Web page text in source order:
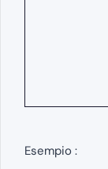
Esempio :